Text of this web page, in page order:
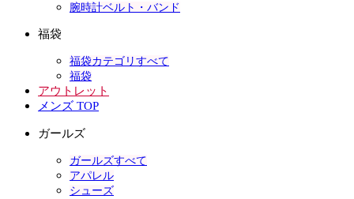
腕時計ベルト・バンド
福袋
福袋カテゴリすべて
福袋
アウトレット
メンズ TOP
ガールズ
ガールズすべて
アパレル
シューズ